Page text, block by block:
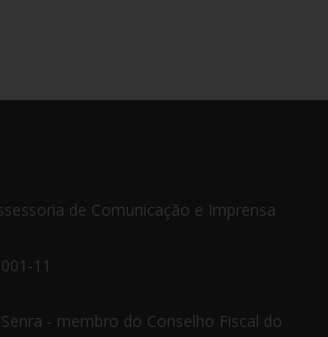
de Comunicação e Imprensa
11
- membro do Conselho Fiscal do